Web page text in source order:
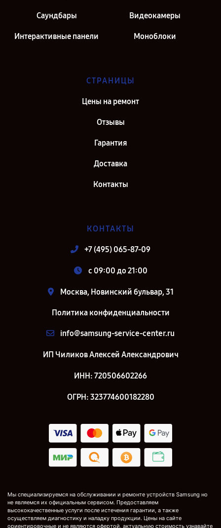
Саундбары Видеокамеры
Интерактивные панели Моноблоки
СТРАНИЦЫ
Цены на ремонт
Отзывы
Гарантия
Доставка
Контакты
КОНТАКТЫ
+7 (495) 065-87-09
c 09:00 до 21:00
Москва, Новинский бульвар, 31
Политика конфиденциальности
info@samsung-service-center.ru
ИП Чиликов Алексей Александрович
ИНН: 720506602266
ОГРН: 323774600182280
Мы специализируемся на обслуживании и ремонте устройств Samsung но
не являемся их официальным сервисом. Предоставляем
высококачественные услуги после истечения гарантии, а также
осуществляем диагностику и наладку продукции. Цены на сайте
ориентировочные и не являются офертой, актуальную стоимость узнавайте